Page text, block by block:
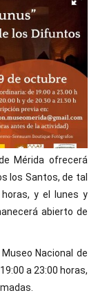
Mérida ofrecerá
los Santos, de tal
y el lunes y
abierto de
Nacional de
a 23:00 horas,